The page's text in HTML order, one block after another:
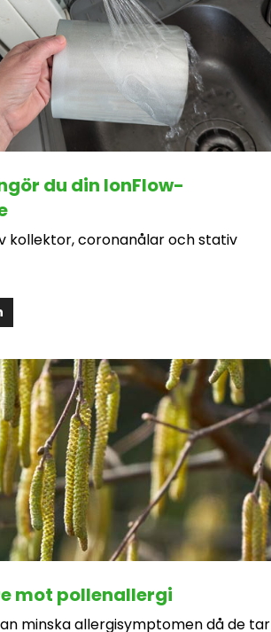
du din IonFlow-
kollektor, coronanålar och stativ
mot pollenallergi
minska allergisymptomen då de tar